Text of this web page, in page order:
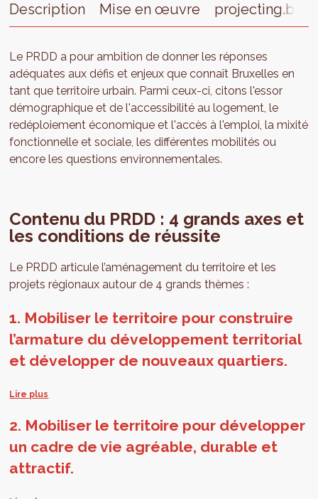
Description Mise en œuvre
Le PRDD a pour ambition de donner les réponses
adéquates aux défis et enjeux que connaît Bruxelles en
tant que territoire urbain. Parmi ceux-ci, citons l'essor
démographique et de l'accessibilité au logement, le
redéploiement économique et l'accès à l'emploi, la mixité
fonctionnelle et sociale, les différentes mobilités ou
encore les questions environnementales.
Contenu du PRDD : 4 grands axes et
les conditions de réussite
Le PRDD articule l’aménagement du territoire et les
projets régionaux autour de 4 grands thèmes :
1. Mobiliser le territoire pour construire
l’armature du développement territorial
et développer de nouveaux quartiers.
conditions de l’accueil harmonieux des nouveaux
Bruxellois.e.s et organise le développement territorial
pour permettre à chacun de trouver le logement qui
correspond à son cheminement dans la vie. La Région se
2. Mobiliser le territoire pour développer
un cadre de vie agréable, durable et
attractif.